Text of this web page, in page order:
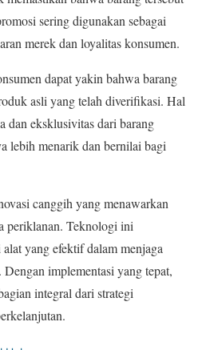
sering digunakan sebagai
merek dan loyalitas konsumen.
dapat yakin bahwa barang
asli yang telah diverifikasi. Hal
dan eksklusivitas dari barang
lebih menarik dan bernilai bagi
canggih yang menawarkan
periklanan. Teknologi ini
yang efektif dalam menjaga
implementasi yang tepat,
integral dari strategi